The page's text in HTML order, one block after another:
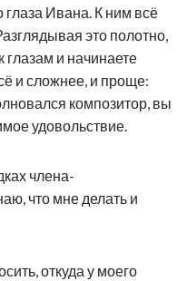
глаза Ивана. К ним всё
это полотно,
и начинаете
и сложнее, и проще:
композитор, вы
удовольствие.
члена-
что мне делать и
откуда у моего